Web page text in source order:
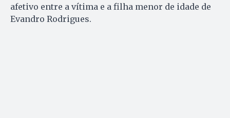
afetivo entre a vítima e a filha menor de idade de
Evandro Rodrigues.